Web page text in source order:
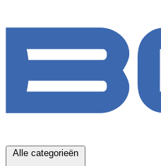
Alle categorieën